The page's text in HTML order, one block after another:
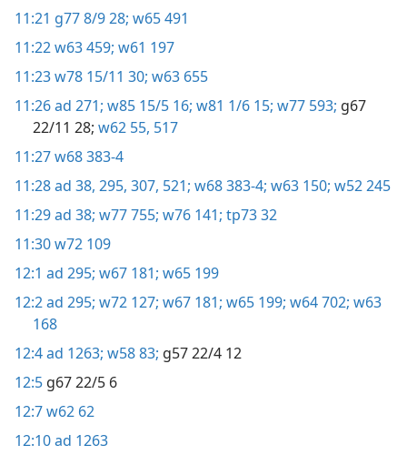
11:21 g77 8/9 28; w65 491
11:22w63 459; w61 197
11:23w78 15/11 30; w63 655
11:26ad 271; w85 15/5 16; w81 1/6 15; w77 593; g67
22/11 28; w62 55, 517
11:27w68 383-4
11:28ad 38, 295, 307, 521; w68 383-4; w63 150; w52 245
11:29ad 38; w77 755; w76 141; tp73 32
11:30w72 109
12:1 ad 295; w67 181; w65 199
12:2ad 295; w72 127; w67 181; w65 199; w64 702; w63
168
12:4ad 1263; w58 83; g57 22/4 12
12:5 g67 22/5 6
12:7w62 62
12:10ad 1263